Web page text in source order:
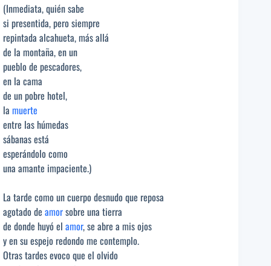
(Inmediata, quién sabe
si presentida, pero siempre
repintada alcahueta, más allá
de la montaña, en un
pueblo de pescadores,
en la cama
de un pobre hotel,
la muerte
entre las húmedas
sábanas está
esperándolo como
una amante impaciente.)
La tarde como un cuerpo desnudo que reposa
agotado de amorsobre una tierra
de donde huyó el amor, se abre a mis ojos
y en su espejo redondo me contemplo.
Otras tardes evoco que el olvido